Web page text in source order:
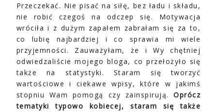
Przeczekać. Nie pisać na siłę, bez ładu i składu,
nie robić czegoś na odczep się. Motywacja
wróciła i z dużym zapałem zabrałam się za to,
co lubię najbardziej i co sprawia mi wiele
przyjemności. Zauważyłam, że i Wy chętniej
odwiedzaliście mojego bloga, co przełożyło się
także na statystyki. Staram się tworzyć
wartościowe i ciekawe wpisy, które w jakimś
stopniu Wam pomogą czy zainspirują.Oprócz
tematyki typowo kobiecej, staram się także